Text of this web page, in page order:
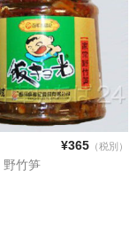
¥365（税別）
竹笋